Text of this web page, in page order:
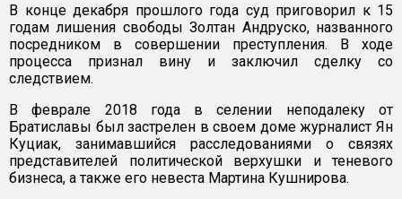
В конце декабря прошлого года суд приговорил к 15
годам лишения свободы Золтан Андруско, названного
посредником в совершении преступления. В ходе
процесса признал вину и заключил сделку со
следствием.
В феврале 2018 года в селении неподалеку от
Братиславы был застрелен в своем доме журналист Ян
Куциак, занимавшийся расследованиями о связях
представителей политической верхушки и теневого
бизнеса, а также его невеста Мартина Кушнирова.